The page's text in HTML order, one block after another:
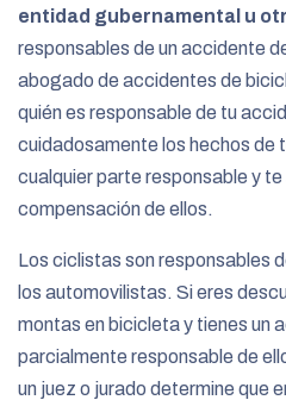
entidad gubernamental u
responsables de un accidente
abogado de accidentes de
quién es responsable de tu
cuidadosamente los hechos de
cualquier parte responsable y
compensación de ellos.
Los ciclistas son responsables
los automovilistas. Si eres
montas en bicicleta y tienes un
parcialmente responsable de
un juez o jurado determine que